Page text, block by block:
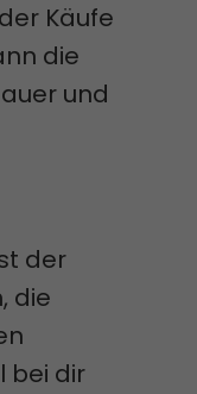
Käufe
die
und
der
die
bei dir